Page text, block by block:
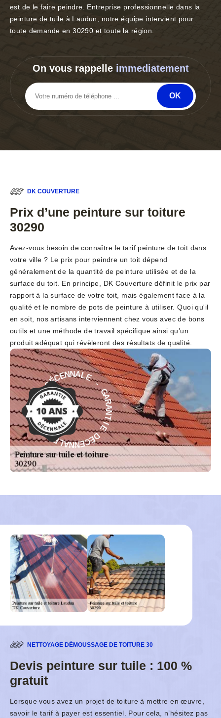
est de le faire peindre. Entreprise professionnelle dans la
peinture de tuile à Laudun, notre équipe intervient pour
toute demande en 30290 et toute la région.
On vous rappelle immediatement
DK COUVERTURE
Prix d’une peinture sur toiture
30290
Avez-vous besoin de connaître le tarif peinture de toit dans
votre ville ? Le prix pour peindre un toit dépend
généralement de la quantité de peinture utilisée et de la
surface du toit. En principe, DK Couverture définit le prix par
rapport à la surface de votre toit, mais également face à la
qualité et le nombre de pots de peinture à utiliser. Quoi qu'il
en soit, nos artisans interviennent chez vous avec de bons
outils et une méthode de travail spécifique ainsi qu’un
produit adéquat qui révèleront des résultats de qualité.
G
A
R
A
N
T
I
E
D
É
C
E
NNALE - GAR
A
N
T
I
E
D
É
C
E
N
N
A
L
E
-
NETTOYAGE DÉMOUSSAGE DE TOITURE 30
Devis peinture sur tuile : 100 %
gratuit
Lorsque vous avez un projet de toiture à mettre en œuvre,
savoir le tarif à payer est essentiel. Pour cela, n’hésitez pas